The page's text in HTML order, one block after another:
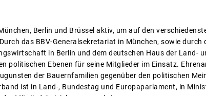
Berlin und Brüssel aktiv, um auf den
das BBV-Generalsekretariat in München, sowie durch
in Berlin und dem deutschen Haus der Land-
politischen Ebenen für seine Mitglieder im Einsatz.
der Bauernfamilien gegenüber den politischen
ist in Land-, Bundestag und Europaparlament, in